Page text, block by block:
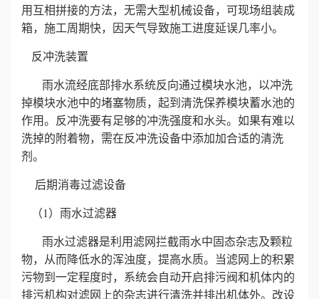
用互相拼接的方法，无需大型机械设备，可现场组装成
箱，施工周期快，因天气导致施工进度延误几率小。
反冲洗装置
雨水流经底部排水系统反向通过模块水池，以冲洗
掉模块水池中的堵塞物质，起到清洗保养模块蓄水池的
作用。反冲洗要有足够的冲洗强度和水头。如果有难以
洗掉的附着物，需在反冲洗设备中添加加合适的清洗
剂。
后期消毒过滤设备
（1）雨水过滤器
雨水过滤器是利用滤网拦截雨水中固态杂志及颗粒
物，从而降低水的浑浊度，提高水质。当滤网上的积累
污物到一定程度时，系统会自动开启排污阀和机体内的
排污机构对滤网上的杂志进行清洗并排出机体外。改设